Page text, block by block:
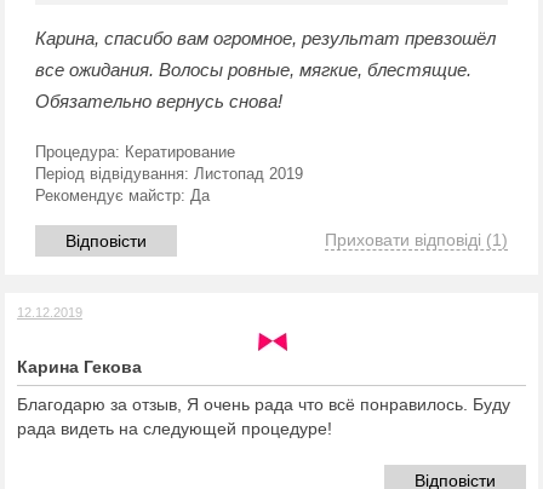
Карина, спасибо вам огромное, результат превзошёл
все ожидания. Волосы ровные, мягкие, блестящие.
Обязательно вернусь снова!
Процедура: Кератирование
Період відвідування: Листопад 2019
Рекомендує майстр: Да
Відповісти Приховати відповіді (1)
12.12.2019
Карина Гекова
Благодарю за отзыв, Я очень рада что всё понравилось. Буду
рада видеть на следующей процедуре!
Відповісти